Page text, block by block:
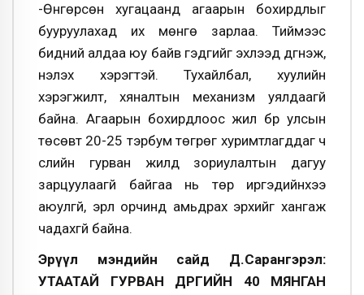
-Өнгөрсөн хугацаанд агаарын бохирдлыг
бууруулахад их мөнгө зарлаа. Тиймээс
бидний алдаа юу байв гэдгийг эхлээд дүгнэж,
үнэлэх хэрэгтэй. Тухайлбал, хуулийн
хэрэгжилт, хяналтын механизм уялдаагүй
байна. Агаарын бохирдлоос жил бүр улсын
төсөвт 20-25 тэрбум төгрөг хуримтлагддаг ч
сүүлийн гурван жилд зориулалтын дагуу
зарцуулаагүй байгаа нь төр иргэдийнхээ
аюулгүй, эрүүл орчинд амьдрах эрхийг хангаж
чадахгүй байна.
Эрүүл мэндийн сайд Д.Сарангэрэл:
УТААТАЙ ГУРВАН ДҮҮРГИЙН 40 МЯНГАН